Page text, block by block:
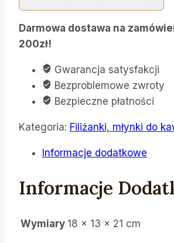
Darmowa dostawa na
200zł!
Gwarancja satysfakcji
Bezproblemowe zwroty
Bezpieczne płatności
Kategoria: Filiżanki, młynki do
Informacje dodatkowe
Informacje
Wymiary 18 × 13 × 21 cm